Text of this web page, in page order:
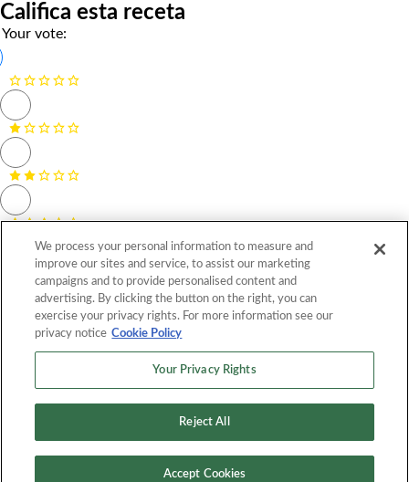
Califica esta receta
Your vote:
Calificar y revisar la receta
We process your personal information to measure and
improve our sites and service, to assist our marketing
campaigns and to provide personalised content and
advertising. By clicking the button on the right, you can
exercise your privacy rights. For more information see our
privacy notice Cookie Policy
Your Privacy Rights
Reject All
Accept Cookies